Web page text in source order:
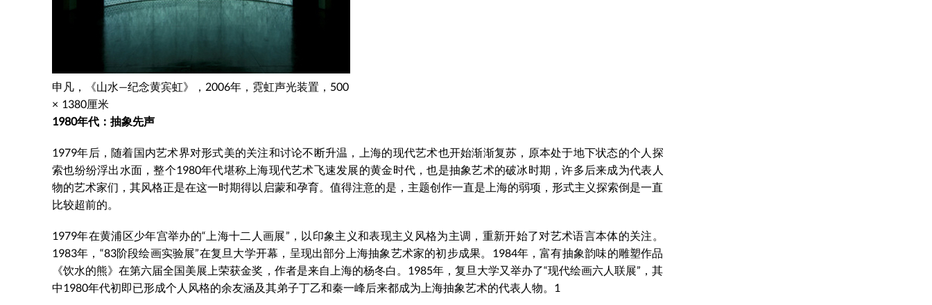
申凡，《山水—纪念黄宾虹》，2006年，霓虹声光装置，500
× 1380厘米
1980年代：抽象先声
1979年后，随着国内艺术界对形式美的关注和讨论不断升温，上海的现代艺术也开始渐渐复苏，原本处于地下状态的个人探
索也纷纷浮出水面，整个1980年代堪称上海现代艺术飞速发展的黄金时代，也是抽象艺术的破冰时期，许多后来成为代表人
物的艺术家们，其风格正是在这一时期得以启蒙和孕育。值得注意的是，主题创作一直是上海的弱项，形式主义探索倒是一直
比较超前的。
1979年在黄浦区少年宫举办的“上海十二人画展”，以印象主义和表现主义风格为主调，重新开始了对艺术语言本体的关注。
1983年，“83阶段绘画实验展”在复旦大学开幕，呈现出部分上海抽象艺术家的初步成果。1984年，富有抽象韵味的雕塑作品
《饮水的熊》在第六届全国美展上荣获金奖，作者是来自上海的杨冬白。1985年，复旦大学又举办了“现代绘画六人联展”，其
中1980年代初即已形成个人风格的余友涵及其弟子丁乙和秦一峰后来都成为上海抽象艺术的代表人物。1